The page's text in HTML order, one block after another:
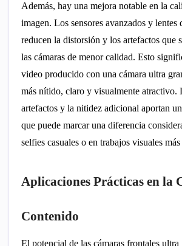
Además, hay una mejora notable en la
imagen. Los sensores avanzados y lentes
reducen la distorsión y los artefactos que
las cámaras de menor calidad. Esto
video producido con una cámara ultra
más nítido, claro y visualmente atractivo.
artefactos y la nitidez adicional aportan
que puede marcar una diferencia
selfies casuales o en trabajos visuales
Aplicaciones Prácticas en la
Contenido
El potencial de las cámaras frontales ultra